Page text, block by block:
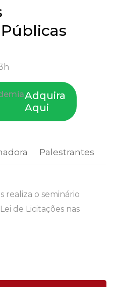
Adquira
Aqui
Palestrantes
realiza o seminário
de Licitações nas